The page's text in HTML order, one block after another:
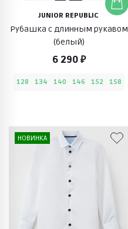
JUNIOR REPUBLIC
Рубашка с длинным рукавом
(белый)
6 290 ₽
128 134 140 146 152 158
НОВИНКА